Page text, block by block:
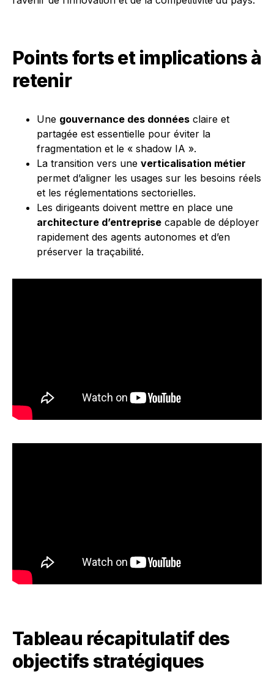
Points forts et implications à
retenir
Une gouvernance des données claire et
partagée est essentielle pour éviter la
fragmentation et le « shadow IA ».
La transition vers une verticalisation métier
permet d’aligner les usages sur les besoins réels
et les réglementations sectorielles.
Les dirigeants doivent mettre en place une
architecture d’entreprise capable de déployer
rapidement des agents autonomes et d’en
préserver la traçabilité.
Tableau récapitulatif des
objectifs stratégiques